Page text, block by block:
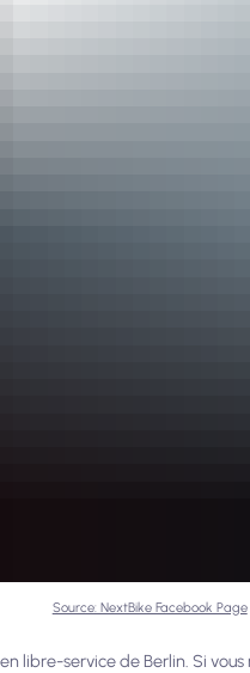
Source: NextBike Facebook Page
libre-service de Berlin. Si